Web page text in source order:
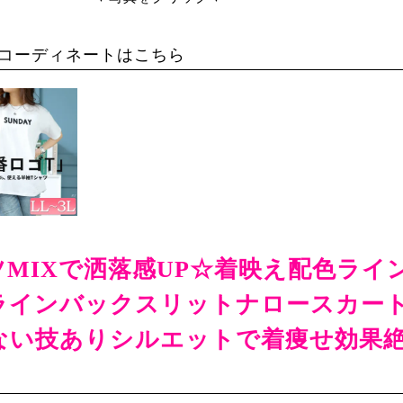
ーディネートはこちら
MIXで洒落感UP☆着映え配色ライ
インバックスリットナロースカート
い技ありシルエットで着痩せ効果